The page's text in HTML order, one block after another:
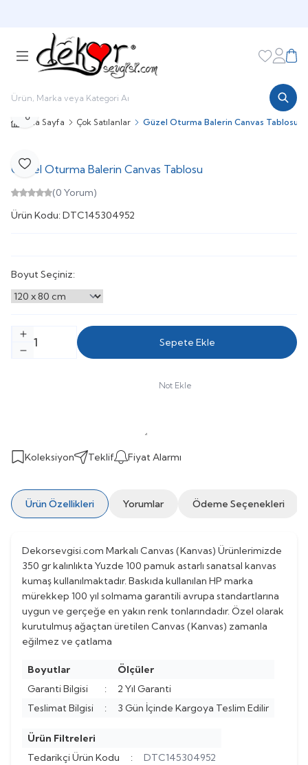
Favorilerim
Ana Sayfa Çok Satılanlar Güzel Oturma Balerin Canvas Tablosu
Favoriye Ekle
Paylaş
Güzel Oturma Balerin Canvas Tablosu
(0 Yorum)
Ürün Kodu: DTC145304952
Boyut Seçiniz:
Sepete Ekle
Not Ekle
Koleksiyon Teklif Fiyat Alarmı
Ürün Özellikleri Yorumlar Ödeme Seçenekleri
Dekorsevgisi.com Markalı Canvas (Kanvas) Ürünlerimizde
350 gr kalınlıkta Yuzde 100 pamuk astarlı sanatsal kanvas
kumaş kullanılmaktadır. Baskıda kullanılan HP marka
mürekkep 100 yıl solmama garantili avrupa standartlarına
uygun ve gerçeğe en yakın renk tonlarındadır. Özel olarak
kurutulmuş ağaçtan üretilen Canvas (Kanvas) zamanla
eğilmez ve çatlama
Boyutlar
Ölçüler
Garanti Bilgisi
:
2 Yıl Garanti
Teslimat Bilgisi
: 3 Gün İçinde Kargoya Teslim Edilir
Ürün Filtreleri
Tedarikçi Ürün Kodu
: DTC145304952